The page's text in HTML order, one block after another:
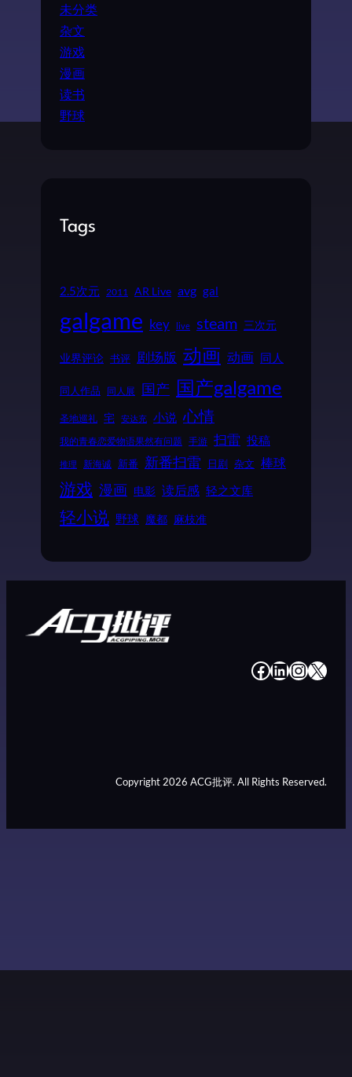
未分类
杂文
游戏
漫画
读书
野球
Tags
2.5次元 2011 AR Live avg gal
galgame key live steam 三次元
业界评论 书评 剧场版 动画 动画 同人
同人作品 同人展 国产 国产galgame
圣地巡礼 宅 安达充 小说 心情
我的青春恋爱物语果然有问题 手游 扫雷 投稿
推理 新海诚 新番 新番扫雷 日剧 杂文 棒球
游戏 漫画 电影 读后感 轻之文库
轻小说 野球 魔都 麻枝准
# # # #
Copyright 2026 ACG批评. All Rights Reserved.